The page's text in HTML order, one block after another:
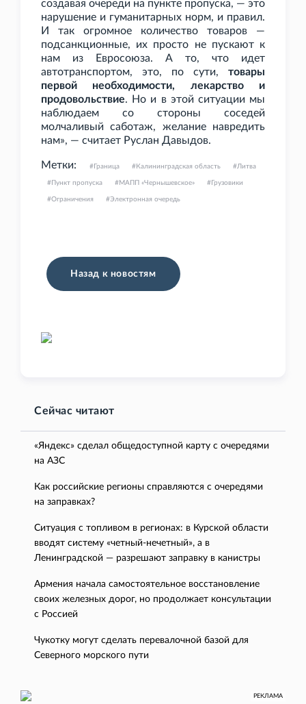
создавая очереди на пункте пропуска, — это
нарушение и гуманитарных норм, и правил.
И так огромное количество товаров —
подсанкционные, их просто не пускают к
нам из Евросоюза. А то, что идет
автотранспортом, это, по сути, товары
первой необходимости, лекарство и
продовольствие. Но и в этой ситуации мы
наблюдаем со стороны соседей
молчаливый саботаж, желание навредить
нам», — считает Руслан Давыдов.
Метки: Граница Калининградская область Литва
Пункт пропуска МАПП «Чернышевское» Грузовики
Ограничения Электронная очередь
Назад к новостям
Сейчас читают
«Яндекс» сделал общедоступной карту с очередями
на АЗС
Как российские регионы справляются с очередями
на заправках?
Ситуация с топливом в регионах: в Курской области
вводят систему «четный-нечетный», а в
Ленинградской — разрешают заправку в канистры
Армения начала самостоятельное восстановление
своих железных дорог, но продолжает консультации
с Россией
Чукотку могут сделать перевалочной базой для
Северного морского пути
РЕКЛАМА